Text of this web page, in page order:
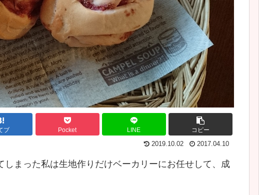
ブ Pocket LINE コピー
2019.10.02 2017.04.10
まった私は生地作りだけベーカリーにお任せして、成